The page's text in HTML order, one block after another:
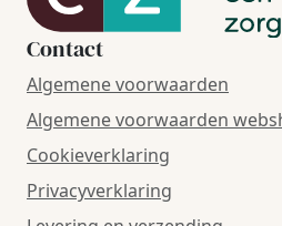
Contact
Algemene voorwaarden
Algemene voorwaarden
Cookieverklaring
Privacyverklaring